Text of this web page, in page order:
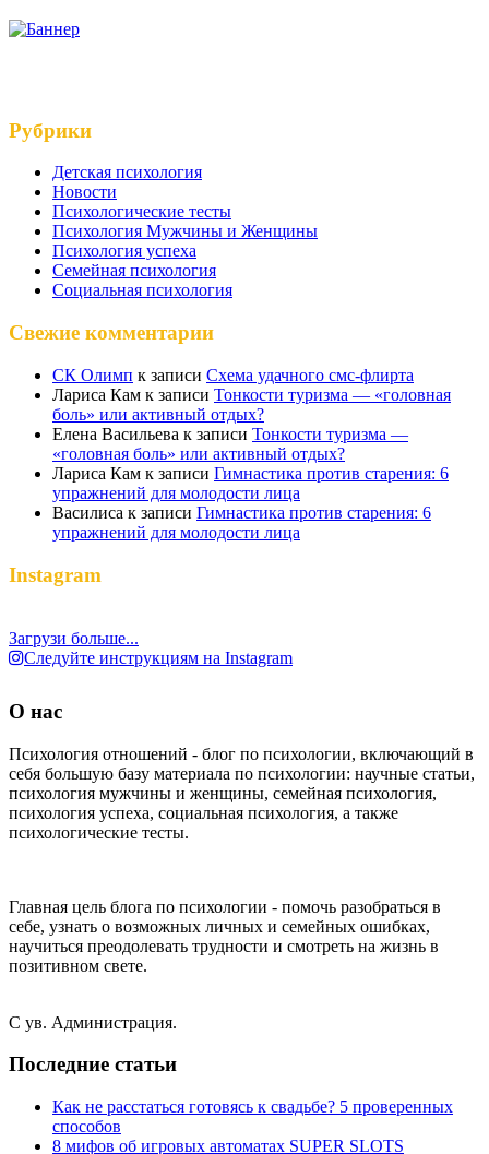
Рубрики
Детская психология
Новости
Психологические тесты
Психология Мужчины и Женщины
Психология успеха
Семейная психология
Социальная психология
Свежие комментарии
СК Олимп к записи Схема удачного смс-флирта
Лариса Кам к записи Тонкости туризма — «головная
боль» или активный отдых?
Елена Васильева к записи Тонкости туризма —
«головная боль» или активный отдых?
Лариса Кам к записи Гимнастика против старения: 6
упражнений для молодости лица
Василиса к записи Гимнастика против старения: 6
упражнений для молодости лица
Instagram
Загрузи больше...
Следуйте инструкциям на Instagram
О нас
Психология отношений - блог по психологии, включающий в
себя большую базу материала по психологии: научные статьи,
психология мужчины и женщины, семейная психология,
психология успеха, социальная психология, а также
психологические тесты.
Главная цель блога по психологии - помочь разобраться в
себе, узнать о возможных личных и семейных ошибках,
научиться преодолевать трудности и смотреть на жизнь в
позитивном свете.
С ув. Администрация.
Последние статьи
Как не расстаться готовясь к свадьбе? 5 проверенных
способов
8 мифов об игровых автоматах SUPER SLOTS